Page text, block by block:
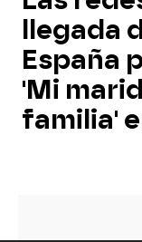
llegada
España
'Mi
familia'